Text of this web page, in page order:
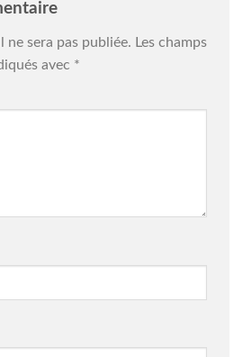
ne sera pas publiée. Les champs
avec *